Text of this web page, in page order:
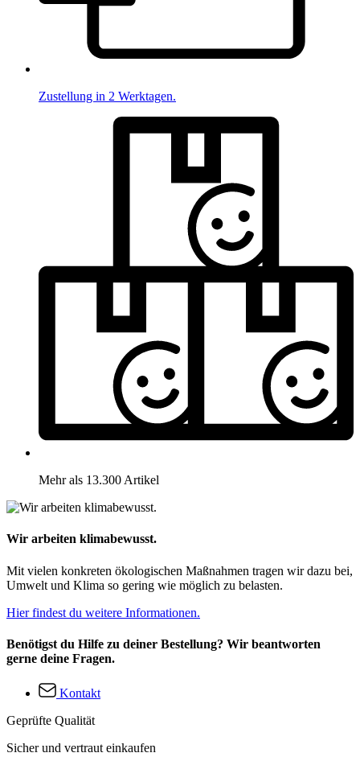
Zustellung in 2 Werktagen.
Mehr als 13.300 Artikel
Wir arbeiten klimabewusst.
Mit vielen konkreten ökologischen Maßnahmen tragen wir dazu bei,
Umwelt und Klima so gering wie möglich zu belasten.
Hier findest du weitere Informationen.
Benötigst du Hilfe zu deiner Bestellung? Wir beantworten
gerne deine Fragen.
Kontakt
Geprüfte Qualität
Sicher und vertraut einkaufen